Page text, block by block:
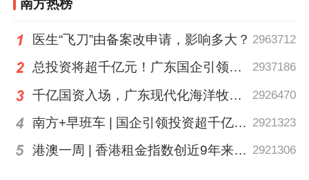
企合作打通人才培养与产业需求的 “最后一
公里”，而视源股份在技术研发、产业资源等
方面的优势，与学院计算机、智能电子等学
交流为契机，在专业共建、实习实训基地建
设、科研项目合作等方面探索深度合作模
式。
南方热榜
医生“飞刀”由备案改申请，影响多大？ 2963712
总投资将超千亿元！广东国企引领现代化海洋牧场建设 2937186
千亿国资入场，广东现代化海洋牧场建设进入2.0时代｜聊点政经事 2926470
南方+早班车 | 国企引领投资超千亿！广东现代化海洋牧场建设提速 2921323
港澳一周 | 香港租金指数创近9年来最大升幅 2921306